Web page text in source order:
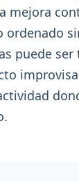
mejora
ordenado
puede